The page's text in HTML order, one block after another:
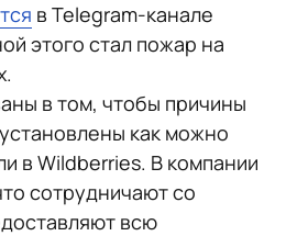
в Telegram-канале
этого стал пожар на
в том, чтобы причины
как можно
в Wildberries. В компании
сотрудничают со
всю